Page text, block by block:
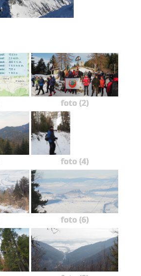
foto (2)
foto (4)
foto (6)